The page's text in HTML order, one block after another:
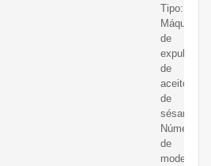
Tipo:
Máquina
de
expulsor
de
aceite
de
sésamo
Número
de
modelo: